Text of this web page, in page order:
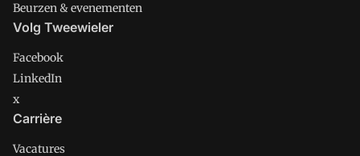
Beurzen & evenementen
Volg Tweewieler
Facebook
LinkedIn
x
Carrière
Vacatures